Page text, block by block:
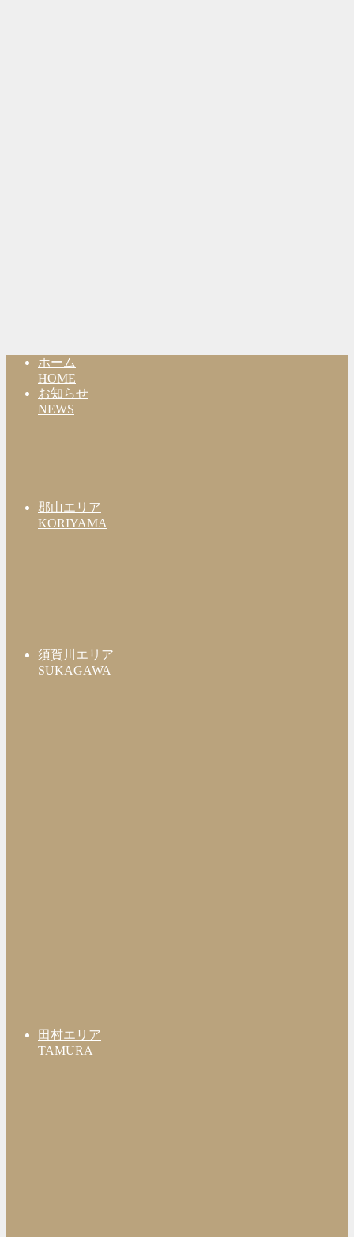
ホーム
HOME
お知らせ
NEWS
郡山エリア
KORIYAMA
須賀川エリア
SUKAGAWA
田村エリア
TAMURA